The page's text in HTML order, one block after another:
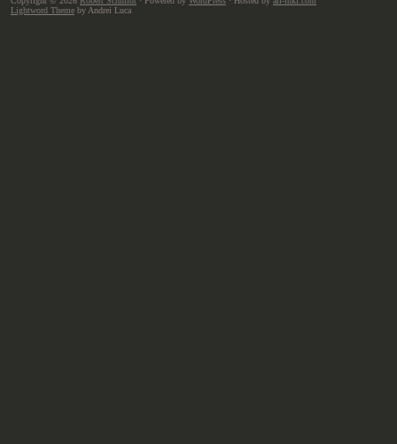
Lightword Theme by Andrei Luca